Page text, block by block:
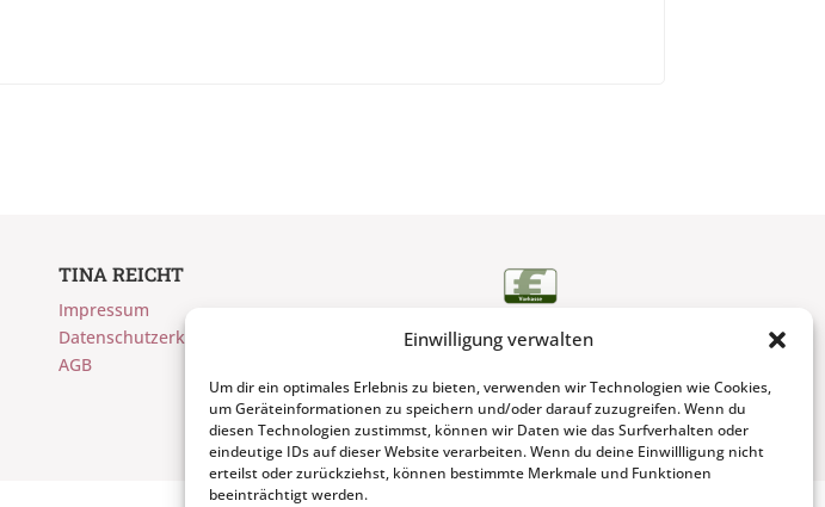
Einwilligung verwalten
Um dir ein optimales Erlebnis zu bieten, verwenden wir Technologien wie Cookies,
um Geräteinformationen zu speichern und/oder darauf zuzugreifen. Wenn du
diesen Technologien zustimmst, können wir Daten wie das Surfverhalten oder
eindeutige IDs auf dieser Website verarbeiten. Wenn du deine Einwillligung nicht
erteilst oder zurückziehst, können bestimmte Merkmale und Funktionen
beeinträchtigt werden.
TINA REICHT
Impressum
Datenschutzerklärung
AGB